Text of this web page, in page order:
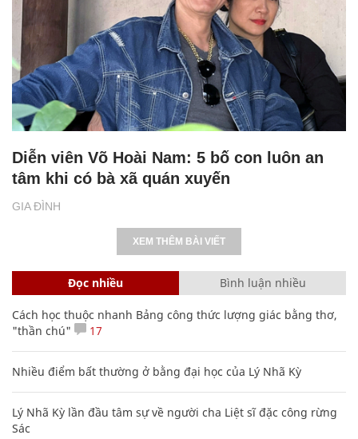
GIA ĐÌNH
Diễn viên Võ Hoài Nam: 5 bố con luôn an
tâm khi có bà xã quán xuyến
XEM THÊM BÀI VIẾT
Đọc nhiều Bình luận nhiều
Cách học thuộc nhanh Bảng công thức lượng giác bằng thơ,
"thần chú"
17
Nhiều điểm bất thường ở bằng đại học của Lý Nhã Kỳ
Lý Nhã Kỳ lần đầu tâm sự về người cha Liệt sĩ đặc công rừng
Sác